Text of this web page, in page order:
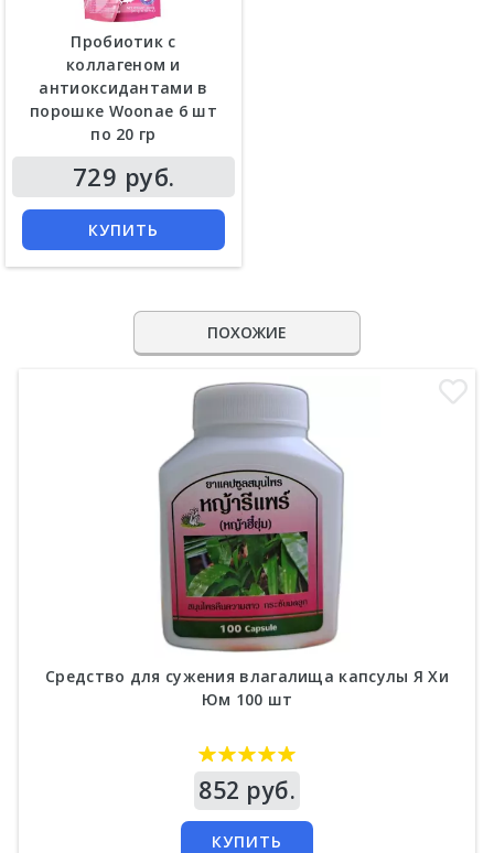
Пробиотик с
коллагеном и
антиоксидантами в
порошке Woonae 6 шт
по 20 гр
729 руб.
КУПИТЬ
ПОХОЖИЕ
Средство для сужения влагалища капсулы Я Хи
Юм 100 шт
852 руб.
КУПИТЬ